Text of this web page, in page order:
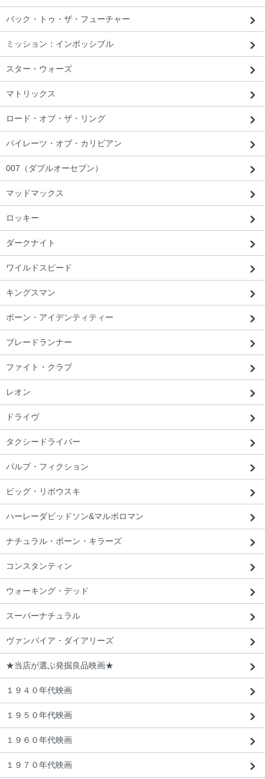
バック・トゥ・ザ・フューチャー
ミッション：インポッシブル
スター・ウォーズ
マトリックス
ロード・オブ・ザ・リング
パイレーツ・オブ・カリビアン
007（ダブルオーセブン）
マッドマックス
ロッキー
ダークナイト
ワイルドスピード
キングスマン
ボーン・アイデンティティー
ブレードランナー
ファイト・クラブ
レオン
ドライヴ
タクシードライバー
パルプ・フィクション
ビッグ・リボウスキ
ハーレーダビッドソン&マルボロマン
ナチュラル・ボーン・キラーズ
コンスタンティン
ウォーキング・デッド
スーパーナチュラル
ヴァンパイア・ダイアリーズ
★当店が選ぶ発掘良品映画★
１９４０年代映画
１９５０年代映画
１９６０年代映画
１９７０年代映画